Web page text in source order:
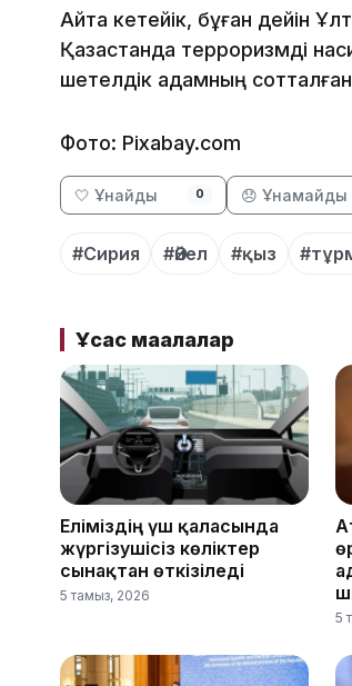
Айта кетейік, бұған дейін
Қазақстанда терроризмді
шетелдік адамның
Фото: Pixabay.com
🤍 Ұнайды 0 😞 Ұнамайды
#Сирия #Әйел #қыз
Ұқсас мақалалар
Еліміздің үш қаласында
жүргізушісіз көліктер
сынақтан өткізіледі
5 тамыз, 2026
5